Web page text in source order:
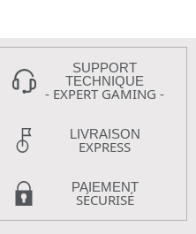
SUPPORT
TECHNIQUE
- EXPERT GAMING -
LIVRAISON
EXPRESS
PAIEMENT
SÉCURISÉ